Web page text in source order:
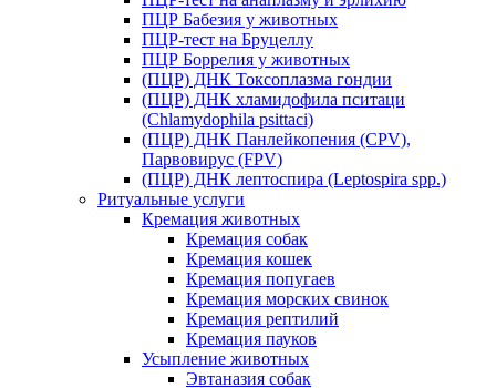
ПЦР Бабезия у животных
ПЦР-тест на Бруцеллу
ПЦР Боррелия у животных
(ПЦР) ДНК Токсоплазма гондии
(ПЦР) ДНК хламидофила пситаци
(Chlamydophila psittaci)
(ПЦР) ДНК Панлейкопения (CPV),
Парвовирус (FPV)
(ПЦР) ДНК лептоспира (Leptospira spp.)
Ритуальные услуги
Кремация животных
Кремация собак
Кремация кошек
Кремация попугаев
Кремация морских свинок
Кремация рептилий
Кремация пауков
Усыпление животных
Эвтаназия собак